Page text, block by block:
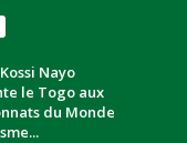
Nayo
le Togo aux
du Monde